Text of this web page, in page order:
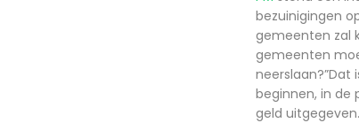
bezuinigingen
gemeenten zal
gemeenten
neerslaan?”Dat
beginnen, in de
geld